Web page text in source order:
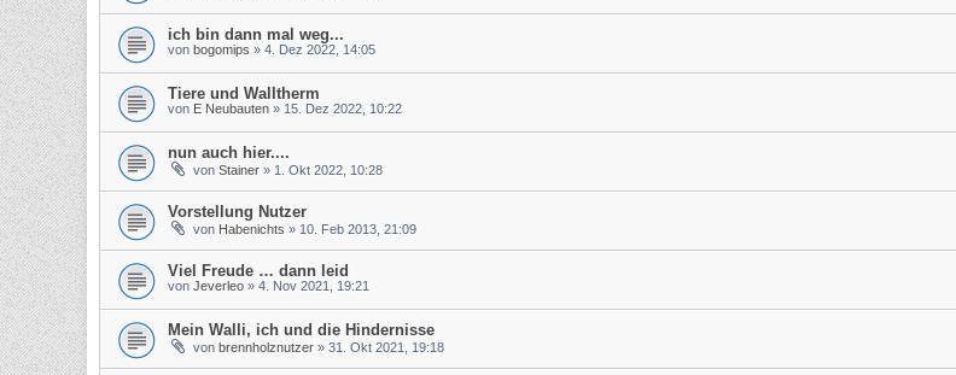
ich bin dann mal weg...
von bogomips » 4. Dez 2022, 14:05
Tiere und Walltherm
von E Neubauten » 15. Dez 2022, 10:22
nun auch hier....
von Stainer » 1. Okt 2022, 10:28
Vorstellung Nutzer
von Habenichts » 10. Feb 2013, 21:09
Viel Freude … dann leid
von Jeverleo » 4. Nov 2021, 19:21
Mein Walli, ich und die Hindernisse
von brennholznutzer » 31. Okt 2021, 19:18